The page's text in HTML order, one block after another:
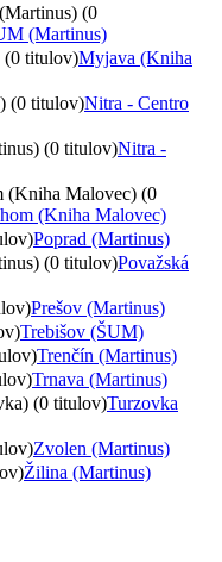
(0
(Martinus)
titulov)Myjava (Kniha
(0 titulov)Nitra - Centro
(0 titulov)Nitra -
(Kniha Malovec) (0
(Kniha Malovec)
Poprad (Martinus)
(0 titulov)Považská
Prešov (Martinus)
Trebišov (ŠUM)
Trenčín (Martinus)
Trnava (Martinus)
(0 titulov)Turzovka
Zvolen (Martinus)
Žilina (Martinus)